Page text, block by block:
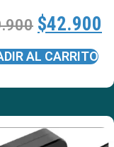
$42.900
AL CARRITO